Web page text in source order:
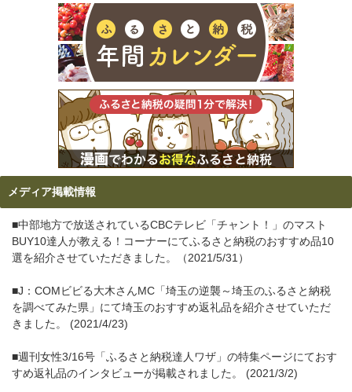
メディア掲載情報
■中部地方で放送されているCBCテレビ「チャント！」のマスト
BUY10達人が教える！コーナーにてふるさと納税のおすすめ品10
選を紹介させていただきました。（2021/5/31）
■J：COMビビる大木さんMC「埼玉の逆襲～埼玉のふるさと納税
を調べてみた県」にて埼玉のおすすめ返礼品を紹介させていただ
きました。 (2021/4/23)
■週刊女性3/16号「ふるさと納税達人ワザ」の特集ページにておす
すめ返礼品のインタビューが掲載されました。 (2021/3/2)